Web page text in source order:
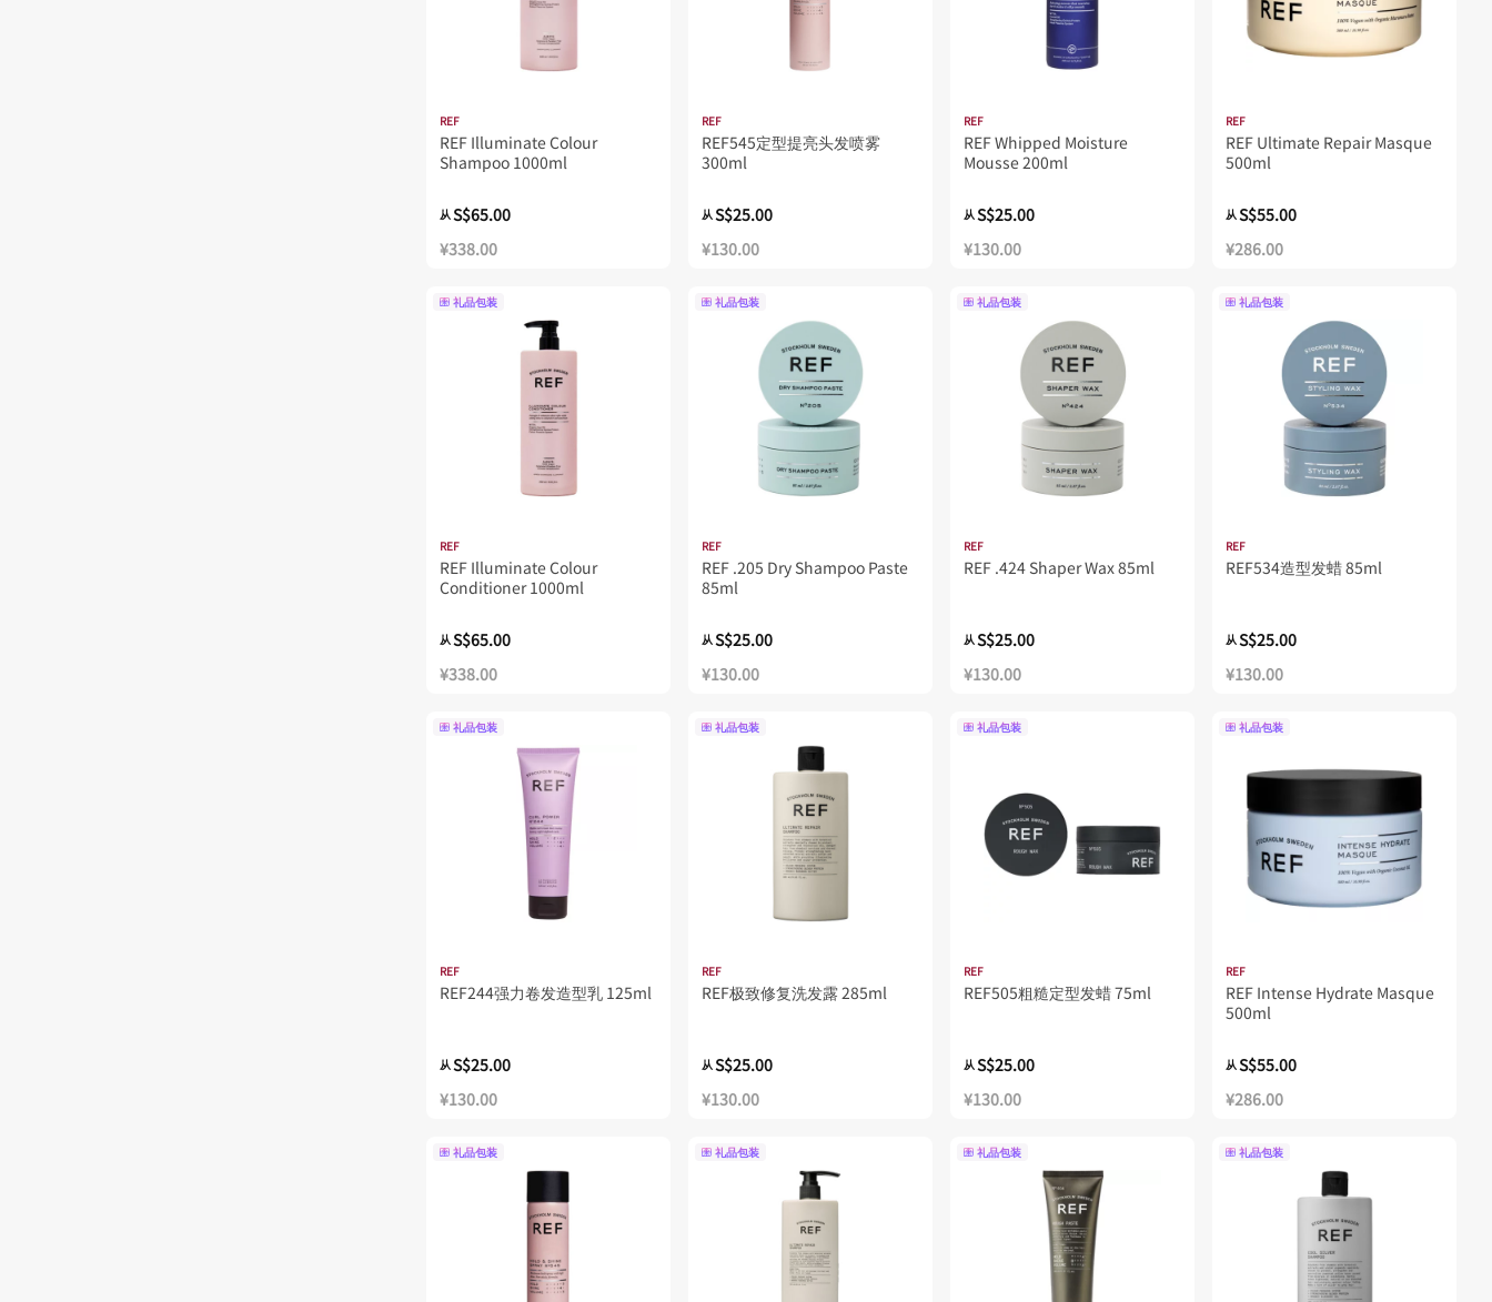
REF
REF Illuminate Colour
Shampoo 1000ml
从S$65.00
¥338.00
REF
REF545定型提亮头发喷雾
300ml
从S$25.00
¥130.00
REF
REF Whipped Moisture
Mousse 200ml
从S$25.00
¥130.00
REF
REF Ultimate Repair Masque
500ml
从S$55.00
¥286.00
礼品包装
REF
REF Illuminate Colour
Conditioner 1000ml
从S$65.00
¥338.00
礼品包装
REF
REF .205 Dry Shampoo Paste
85ml
从S$25.00
¥130.00
礼品包装
REF
REF .424 Shaper Wax 85ml
从S$25.00
¥130.00
礼品包装
REF
REF534造型发蜡 85ml
从S$25.00
¥130.00
礼品包装
REF
REF244强力卷发造型乳 125ml
从S$25.00
¥130.00
礼品包装
REF
REF极致修复洗发露 285ml
从S$25.00
¥130.00
礼品包装
REF
REF505粗糙定型发蜡 75ml
从S$25.00
¥130.00
礼品包装
REF
REF Intense Hydrate Masque
500ml
从S$55.00
¥286.00
礼品包装 礼品包装 礼品包装 礼品包装